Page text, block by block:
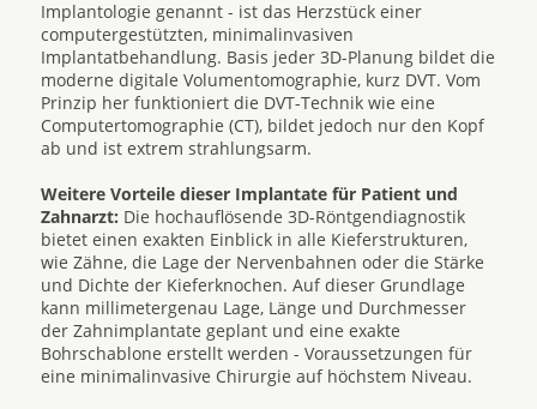
Implantologie genannt - ist das Herzstück einer
computergestützten, minimalinvasiven
Implantatbehandlung. Basis jeder 3D-Planung bildet die
moderne digitale Volumentomographie, kurz DVT. Vom
Prinzip her funktioniert die DVT-Technik wie eine
Computertomographie (CT), bildet jedoch nur den Kopf
ab und ist extrem strahlungsarm.
Weitere Vorteile dieser Implantate für Patient und
Zahnarzt: Die hochauflösende 3D-Röntgendiagnostik
bietet einen exakten Einblick in alle Kieferstrukturen,
wie Zähne, die Lage der Nervenbahnen oder die Stärke
und Dichte der Kieferknochen. Auf dieser Grundlage
kann millimetergenau Lage, Länge und Durchmesser
der Zahnimplantate geplant und eine exakte
Bohrschablone erstellt werden - Voraussetzungen für
eine minimalinvasive Chirurgie auf höchstem Niveau.